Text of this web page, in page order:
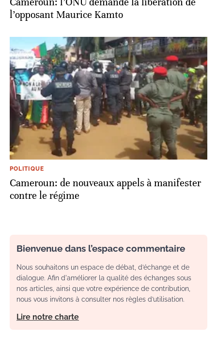
l’opposant Maurice Kamto
POLITIQUE
Cameroun: de nouveaux appels à manifester
contre le régime
Bienvenue dans l’espace commentaire
Nous souhaitons un espace de débat, d’échange et de
dialogue. Afin d'améliorer la qualité des échanges sous
nos articles, ainsi que votre expérience de contribution,
nous vous invitons à consulter nos règles d’utilisation.
Lire notre charte